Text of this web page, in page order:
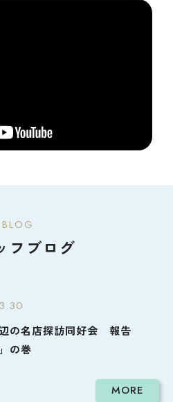
BLOG
フブログ
の名店探訪同好会 報告
の巻
MORE